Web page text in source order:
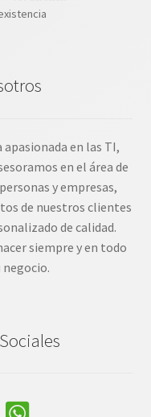
en las TI,
en el área de
y empresas,
de nuestros clientes
de calidad.
siempre y en todo